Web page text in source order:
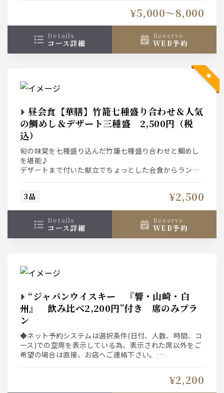
¥5,000〜8,000
details
コース詳細
reserve
WEB予約
昼会食【華膳】竹籠七種盛り合わせ＆人気
の鯛めし＆デザート三種盛 2,500円（税
込）
旬の味覚を七種盛り込んだ竹籠七種盛り合わせと鯛めし
を堪能♪
デザートまで付いた献立でちょっとした会食からランチ
3品
¥2,500
details
コース詳細
reserve
WEB予約
“ジャパンウイスキー 『響・山崎・白
州』 飲み比べ2,200円”付き 席のみプラ
ン
◆ネット予約システムは選択条件(日付、人数、時間、コ
ース)での空席を表示している為、表示された席以外をご
希望の場合は直接、お店へご連絡下さい。
¥2,200